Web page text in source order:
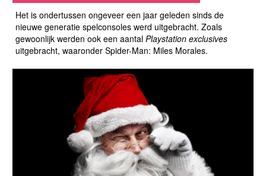
Het is ondertussen ongeveer een jaar geleden sinds de
nieuwe generatie spelconsoles werd uitgebracht. Zoals
gewoonlijk werden ook een aantal Playstation exclusives
uitgebracht, waaronder Spider-Man: Miles Morales.